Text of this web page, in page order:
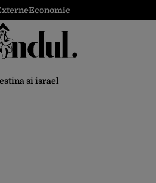
Economic
si israel